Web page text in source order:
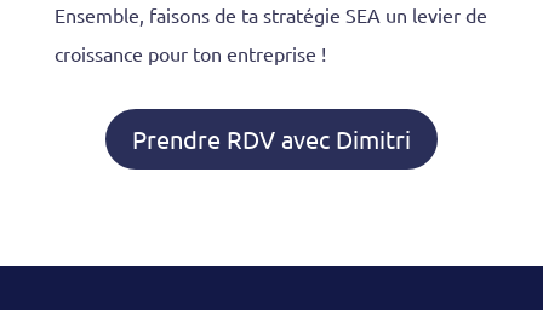
Ensemble, faisons de ta stratégie SEA un levier de
croissance pour ton entreprise !
Prendre RDV avec Dimitri